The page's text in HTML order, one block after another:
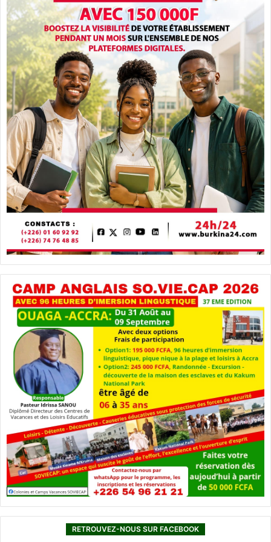
RETROUVEZ-NOUS SUR FACEBOOK